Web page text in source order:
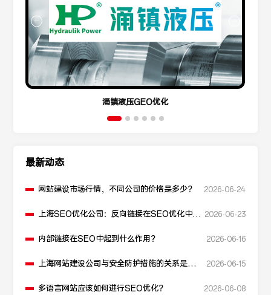
涌镇液压GEO优化
最新动态
网站建设市场行情，不同公司的价格是多少？ 2026-06-24
上海SEO优化公司：反向链接在SEO优化中起 2026-06-23
内部链接在SEO中起到什么作用？ 2026-06-16
上海网站建设公司与安全防护措施的关系是什
2026-06-15
多语言网站应该如何进行SEO优化？ 2026-06-08